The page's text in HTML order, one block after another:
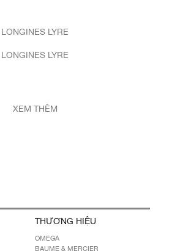
LONGINES LYRE
LONGINES LYRE
XEM THÊM
THƯƠNG HIỆU
OMEGA
BAUME & MERCIER